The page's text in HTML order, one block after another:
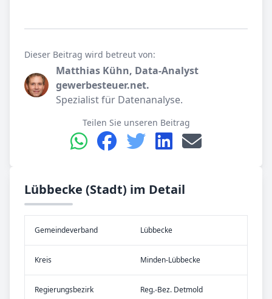
Dieser Beitrag wird betreut von:
Matthias Kühn, Data-Analyst
gewerbesteuer.net.
Spezialist für Datenanalyse.
Teilen Sie unseren Beitrag
Lübbecke (Stadt) im Detail
Gemeinde­verband Lübbecke
Kreis Minden-Lübbecke
Re­gier­ungs­bezirk Reg.-Bez. Detmold